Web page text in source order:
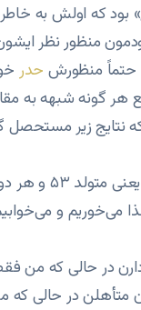
بود که اولش به
منظور نظر
حتماً منظورش حدر
هر گونه شبهه به
نتایج زیر
تشابهات: هر
می‌خوریم و